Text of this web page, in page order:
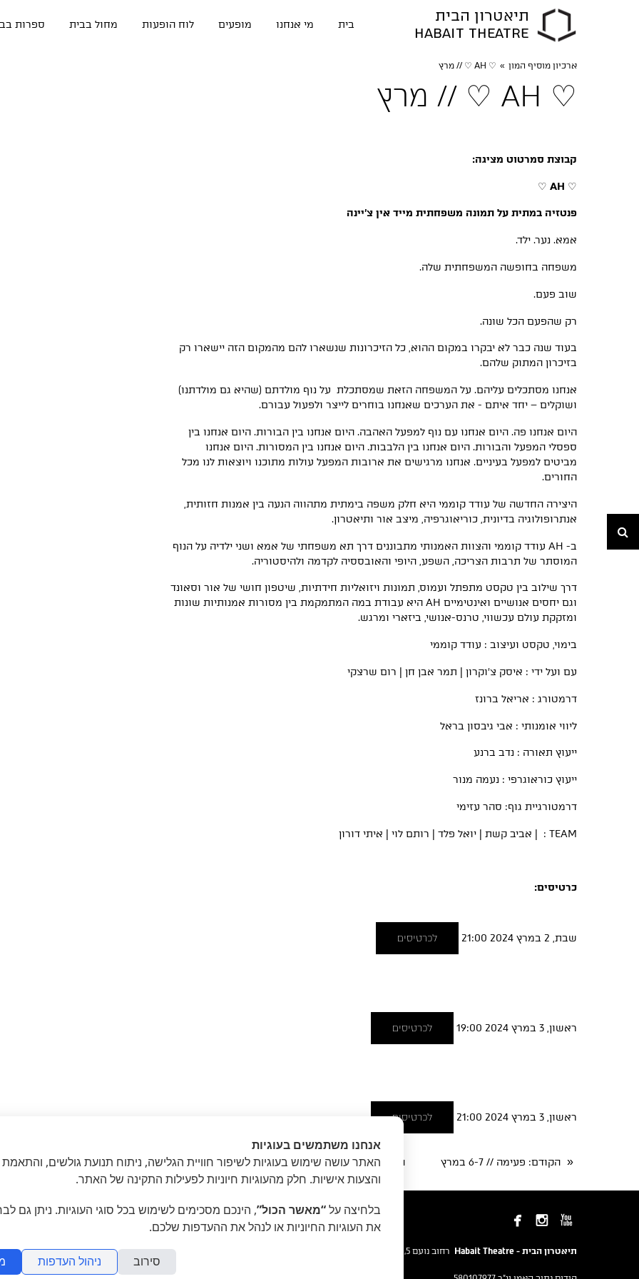
תיאטרון הבית
HABAIT THEATRE
בית מי אנחנו מופעים לוח הופעות מחול בבית ספרות
ארכיון מוסיף המון » ♡ AH ♡ // מרץ
♡ AH ♡ // מרץ
קבוצת סמרטוט מציגה:
♡
AH
♡
פנטזיה במתית על תמונה משפחתית מייד אין צ'יינה
אמא. נער. ילד.
משפחה בחופשה המשפחתית שלה.
שוב פעם.
רק שהפעם הכל שונה.
בעוד שנה כבר לא יבקרו במקום ההוא, כל הזיכרונות שנשארו להם מהמקום הזה יישארו רק
בזיכרון המתוק שלהם.
אנחנו מסתכלים עליהם. על המשפחה הזאת שמסתכלת על נוף מולדתם (שהיא גם מולדתנו)
ושוקלים – יחד איתם - את הערכים שאנחנו בוחרים לייצר ולפעול עבורם.
היום אנחנו פה. היום אנחנו עם נוף למפעל האהבה. היום אנחנו בין הבורות. היום אנחנו בין
ספסלי המפעל והבורות. היום אנחנו בין הלבבות. היום אנחנו בין המסורות. היום אנחנו
מביטים למפעל בעיניים. אנחנו מרגישים את ארובות המפעל עולות מתוכנו ויוצאות לנו מכל
החורים.
היצירה החדשה של עודד קוממי היא חלק משפה בימתית מתהווה הנעה בין אמנות חזותית,
אנתרופולוגיה בדיונית, כוריאוגרפיה, מיצב אור ותיאטרון.
ב- AH עודד קוממי והצוות האמנותי מתבוננים דרך תא משפחתי של אמא ושני ילדיה על הנוף
המוסתר של תרבות הצריכה, השפע, היופי והאובססיה לקדמה ולהיסטוריה.
דרך שילוב בין טקסט מתפתל ועמוס, תמונות ויזואליות חידתיות, שיטפון חושי של אור וסאונד
וגם יחסים אנושיים ואינטימיים AH היא עבודת במה המתמקמת בין מסורות אמנותיות שונות
ומזקקת עולם עכשווי, טרנס-אנושי, ביזארי ומרגש.
בימוי, טקסט ועיצוב : עודד קוממי
עם ועל ידי : איסק צ׳וקרון | תמר אבן חן | רום שרצקי
דרמטורג : אריאל ברונז
ליווי אומנותי : אבי גיבסון בראל
ייעוץ תאורה : נדב ברנע
ייעוץ כוראוגרפי : נעמה מנור
דרמטורגיית גוף: סהר עזימי
TEAM : | אביב קשת | יואל פלד | רותם לוי | איתי דורון
כרטיסים:
שבת, 2 במרץ 2024 21:00 לכרטיסים
ראשון, 3 במרץ 2024 19:00 לכרטיסים
ראשון, 3 במרץ 2024 21:00 לכרטיסים
« הקודם: פעימה // 6-7 במרץ הבא : נורא אנושי | إنساني للغاية // 1-2 במרץ »
  
תיאטרון הבית - Habait Theatre רחוב נועם 5, יפו.
אנחנו משתמשים בעוגיות
האתר עושה שימוש בעוגיות לשיפור חוויית הגלישה, ניתוח תנועת גולשים,
והצעות אישיות. חלק מהעוגיות חיוניות לפעילות התקינה של האתר.
בלחיצה על“מאשר הכול”, הינכם מסכימים לשימוש בכל סוגי העוגיות. ניתן גם
את העוגיות החיוניות או לנהל את ההעדפות שלכם.
סירוב ניהול העדפות